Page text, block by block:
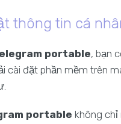
thông tin cá
portable, bạn
cài đặt phần mềm trên
portable không chỉ